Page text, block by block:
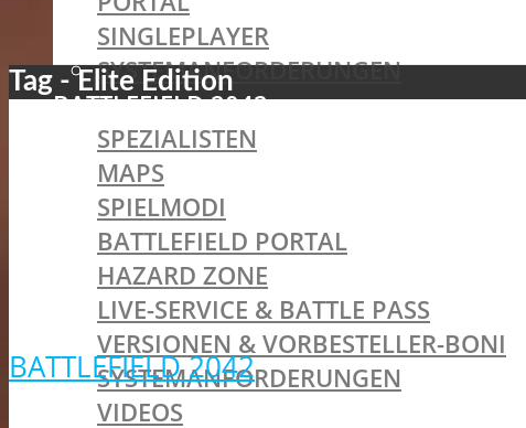
SINGLEPLAYER
SYSTEMANFORDERUNGEN
BATTLEFIELD 2042
SPEZIALISTEN
MAPS
SPIELMODI
BATTLEFIELD PORTAL
HAZARD ZONE
LIVE-SERVICE & BATTLE PASS
VERSIONEN & VORBESTELLER-BONI
SYSTEMANFORDERUNGEN
VIDEOS
Tag - Elite Edition
BATTLEFIELD 2042